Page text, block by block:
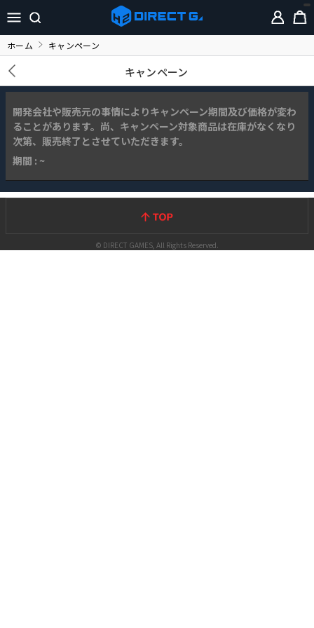
ホーム キャンペーン
キャンペーン
開発会社や販売元の事情によりキャンペーン期間及び価格が変わ
ることがあります。尚、キャンペーン対象商品は在庫がなくなり
次第、販売終了とさせていただきます。
期間 : ~
© DIRECT GAMES, All Rights Reserved.